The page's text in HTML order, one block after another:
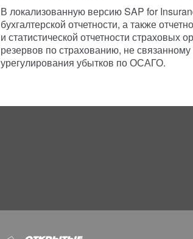
В локализованную версию SAP for
бухгалтерской отчетности, а также
и статистической отчетности страховых
резервов по страхованию, не
урегулирования убытков по ОСАГО.